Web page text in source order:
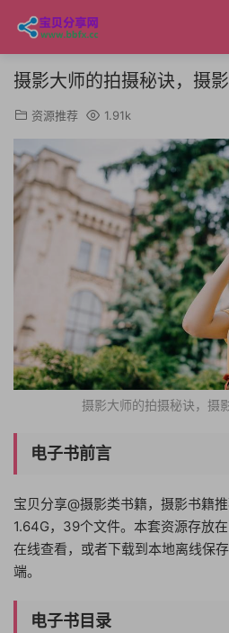
摄影大师的拍摄秘诀，摄
资源推荐 1.91k
摄影大师的拍摄秘诀，摄
电子书前言
宝贝分享@摄影类书籍，摄影书籍
1.64G，39个文件。本套资源存放
在线查看，或者下载到本地离线保
端。
电子书目录